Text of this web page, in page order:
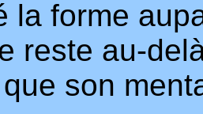
la forme
reste au-
son